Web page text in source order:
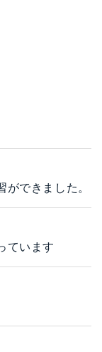
できました。
ています